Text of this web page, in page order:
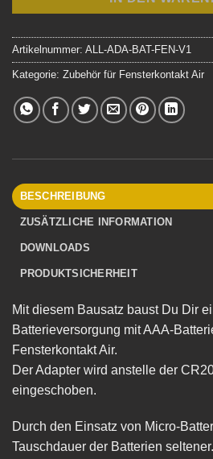
Artikelnummer: ALL-ADA-BAT-FEN-V1
Kategorie: Zubehör für Fensterkontakt Air
BESCHREIBUNG
ZUSÄTZLICHE INFORMATION
DOWNLOADS
PRODUKTSICHERHEIT
Mit diesem Bausatz baust Du Dir
Batterieversorgung mit AAA-
Fensterkontakt Air.
Der Adapter wird anstelle der
eingeschoben.
Durch den Einsatz von Micro-
Tauschdauer der Batterien seltener.